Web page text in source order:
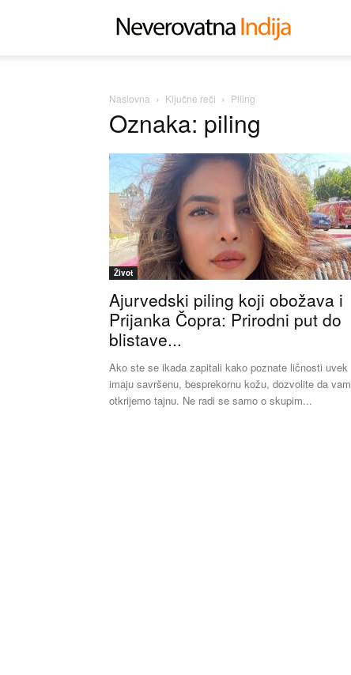
Naslovna Ključne reči Piling
Oznaka: piling
Život
Ajurvedski piling koji obožava i
Prijanka Čopra: Prirodni put do
blistave...
Ako ste se ikada zapitali kako poznate ličnosti uvek
imaju savršenu, besprekornu kožu, dozvolite da vam
otkrijemo tajnu. Ne radi se samo o skupim...